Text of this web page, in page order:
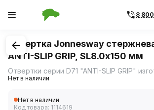
8
1/1
Отвертка Jonnesway
ANTI-SLIP GRIP, SL8.0х150 мм
Нет в наличии
Нет в наличии
Код товара: 1114619